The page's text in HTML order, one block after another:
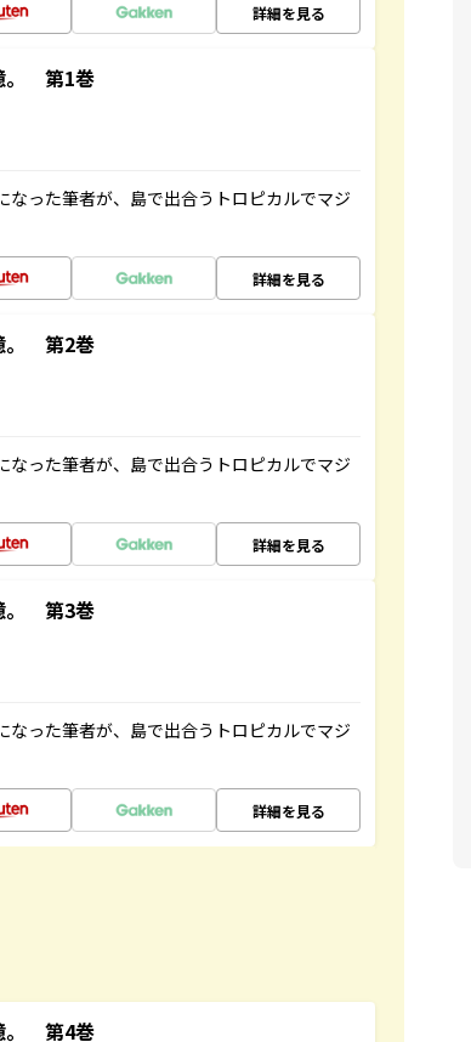
詳細を見る
。 第1巻
った筆者が、島で出合うトロピカルでマジ
詳細を見る
。 第2巻
った筆者が、島で出合うトロピカルでマジ
詳細を見る
。 第3巻
った筆者が、島で出合うトロピカルでマジ
詳細を見る
。 第4巻